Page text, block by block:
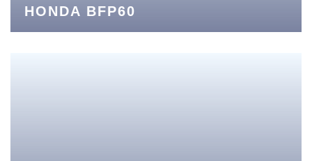
HONDA BFP60